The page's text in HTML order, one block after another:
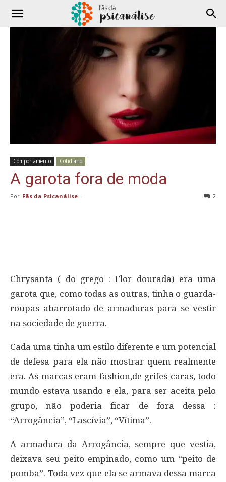
Comportamento Cotidiano
A garota fora de moda
Por Fãs da Psicanálise - 2
Chrysanta ( do grego : Flor dourada) era uma
garota que, como todas as outras, tinha o guarda-
roupas abarrotado de armaduras para se vestir
na sociedade de guerra.
Cada uma tinha um estilo diferente e um potencial
de defesa para ela não mostrar quem realmente
era. As marcas eram fashion,de grifes caras, todo
mundo estava usando e ela, para ser aceita pelo
grupo, não poderia ficar de fora dessa :
“Arrogância”, “Lascívia”, “Vítima”.
A armadura da Arrogância, sempre que vestia,
deixava seu peito empinado, como um “peito de
pomba”. Toda vez que ela se armava dessa marca